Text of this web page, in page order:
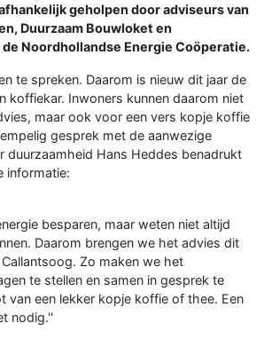
geholpen door adviseurs van
Duurzaam Bouwloket en
Noordhollandse Energie Coöperatie.
te spreken. Daarom is nieuw dit jaar de
koffiekar. Inwoners kunnen daarom niet
maar ook voor een vers kopje koffie
gesprek met de aanwezige
duurzaamheid Hans Heddes benadrukt
informatie:
besparen, maar weten niet altijd
Daarom brengen we het advies dit
Callantsoog. Zo maken we het
te stellen en samen in gesprek te
van een lekker kopje koffie of thee. Een
nodig.''